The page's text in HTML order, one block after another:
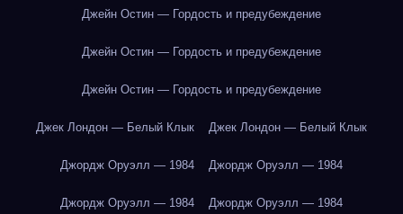
Джейн Остин — Гордость и предубеждение
Джейн Остин — Гордость и предубеждение
Джейн Остин — Гордость и предубеждение
Джек Лондон — Белый Клык Джек Лондон — Белый Клык
Джордж Оруэлл — 1984 Джордж Оруэлл — 1984
Джордж Оруэлл — 1984 Джордж Оруэлл — 1984